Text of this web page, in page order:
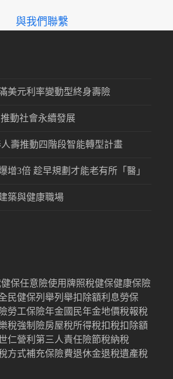
與我們聯繫
美元利率變動型終身壽險
動社會永續發展
壽推動四階段智能轉型計畫
增3倍 趁早規劃才能老有所「醫」
築與健康職場
保任意險使用牌照稅健保健康保險
民健保列舉列舉扣除額利息勞保
勞工保險年金國民年金地價稅報稅
稅強制險房屋稅所得稅扣稅扣除額
仁營利 第三人責任險節稅納稅
方式補充保險費退休金退稅遺產稅